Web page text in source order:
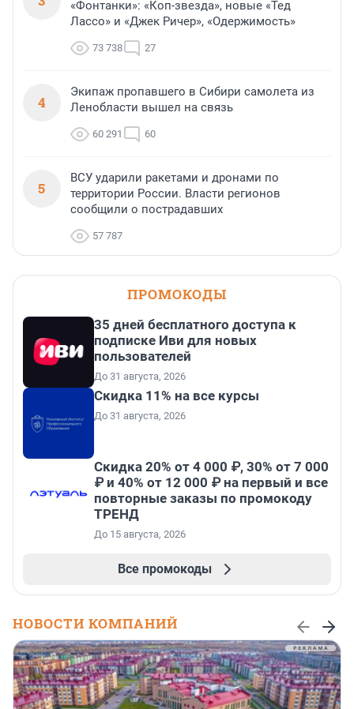
«Фонтанки»: «Коп-звезда», новые «Тед
Лассо» и «Джек Ричер», «Одержимость»
73 738 27
4
Экипаж пропавшего в Сибири самолета из
Ленобласти вышел на связь
60 291 60
5
ВСУ ударили ракетами и дронами по
территории России. Власти регионов
сообщили о пострадавших
57 787
ПРОМОКОДЫ
35 дней бесплатного доступа к
подписке Иви для новых
пользователей
До 31 августа, 2026
Скидка 11% на все курсы
До 31 августа, 2026
Скидка 20% от 4 000 ₽, 30% от 7 000
₽ и 40% от 12 000 ₽ на первый и все
повторные заказы по промокоду
ТРЕНД
До 15 августа, 2026
Все промокоды
НОВОСТИ КОМПАНИЙ